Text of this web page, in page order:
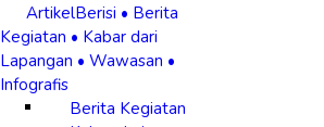
ArtikelBerisi • Berita
Kegiatan • Kabar dari
Lapangan • Wawasan •
Infografis
Berita Kegiatan